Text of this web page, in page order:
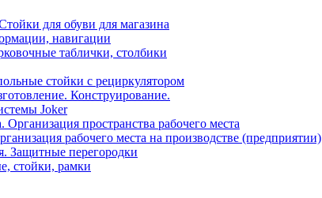
для обуви для магазина
навигации
таблички, столбики
стойки с рециркулятором
Конструирование.
Joker
Организация пространства рабочего места
рабочего места на производстве (предприятии)
Защитные перегородки
стойки, рамки